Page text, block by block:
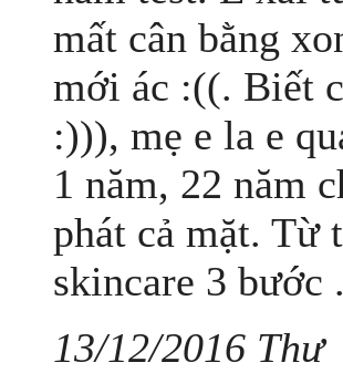
mất cân bằng
mới ác :((. Biết
:))), mẹ e la e
1 năm, 22 năm
phát cả mặt. Từ
skincare 3 bước
13/12/2016 Thư